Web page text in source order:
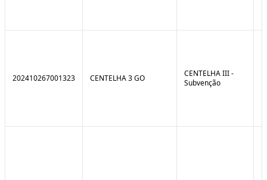
202410267001323 CENTELHA 3 GO
CENTELHA III -
Subvenção